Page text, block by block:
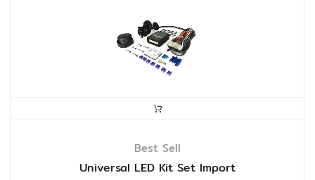
Best Sell
Universal LED Kit Set Import